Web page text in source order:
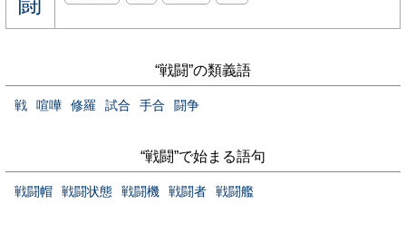
“戦闘”の類義語
戦 喧嘩 修羅 試合 手合 闘争
“戦闘”で始まる語句
戦闘帽 戦闘状態 戦闘機 戦闘者 戦闘艦